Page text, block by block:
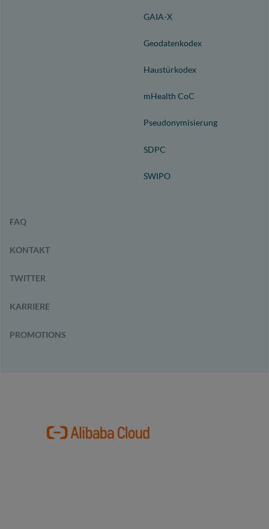
GAIA-X
Geodatenkodex
Haustürkodex
mHealth CoC
Pseudonymisierung
SDPC
SWIPO
FAQ
KONTAKT
TWITTER
KARRIERE
PROMOTIONS